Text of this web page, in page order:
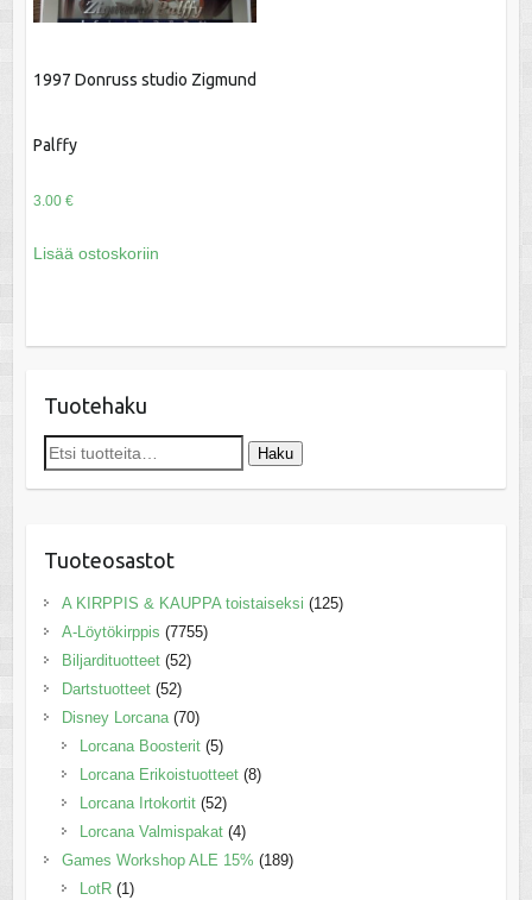
1997 Donruss studio Zigmund
Palffy
3.00 €
Lisää ostoskoriin
Tuotehaku
Etsi: Haku
Tuoteosastot
A KIRPPIS & KAUPPA toistaiseksi (125)
A-Löytökirppis (7755)
Biljardituotteet (52)
Dartstuotteet (52)
Disney Lorcana (70)
Lorcana Boosterit (5)
Lorcana Erikoistuotteet (8)
Lorcana Irtokortit (52)
Lorcana Valmispakat (4)
Games Workshop ALE 15% (189)
LotR (1)